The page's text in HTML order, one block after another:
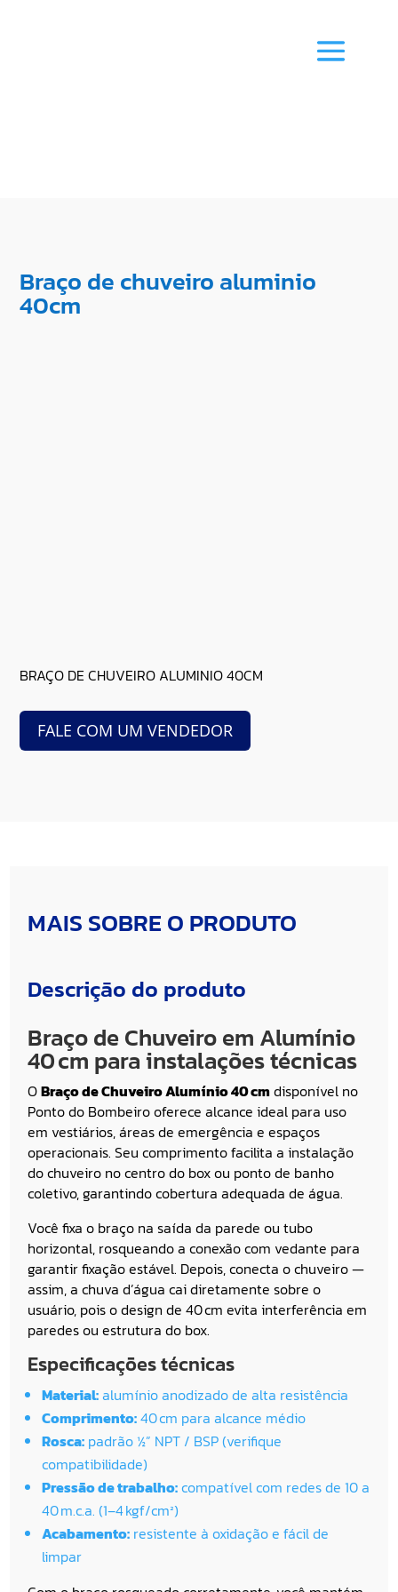
Braço de chuveiro aluminio
40cm
BRAÇO DE CHUVEIRO ALUMINIO 40CM
FALE COM UM VENDEDOR
MAIS SOBRE O PRODUTO
Descrição do produto
Braço de Chuveiro em Alumínio
40 cm para instalações técnicas
OBraço de Chuveiro Alumínio 40 cmdisponível no
Ponto do Bombeirooferece alcance ideal para uso
em vestiários, áreas de emergência e espaços
operacionais. Seu comprimento facilita a instalação
do chuveiro no centro do box ou ponto de banho
coletivo, garantindo cobertura adequada de água.
Você fixa o braço na saída da parede ou tubo
horizontal, rosqueando a conexão com vedante para
garantir fixação estável. Depois, conecta o chuveiro —
assim, a chuva d’água cai diretamente sobre o
usuário, pois o design de 40 cm evita interferência em
paredes ou estrutura do box.
Especificações técnicas
Material:alumínio anodizado de alta resistência
Comprimento:40 cm para alcance médio
Rosca: padrão ½” NPT / BSP (verifique
compatibilidade)
Pressão de trabalho:compatível com redes de 10 a
40 m.c.a. (1–4 kgf/cm²)
Acabamento: resistente à oxidação e fácil de
limpar